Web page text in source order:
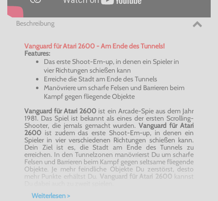
Beschreibung
Vanguard für Atari 2600 - Am Ende des Tunnels!
Features:
Das erste Shoot-Em-up, in denen ein Spieler in
vier Richtungen schießen kann
Erreiche die Stadt am Ende des Tunnels
Manövriere um scharfe Felsen und Barrieren beim
Kampf gegen fliegende Objekte
Vanguard für Atari 2600 ist ein Arcade-Spie aus dem Jahr
1981. Das Spiel ist bekannt als eines der ersten Scrolling-
Shooter, die jemals gemacht wurden.Vanguard für Atari
2600 ist zudem das erste Shoot-Em-up, in denen ein
Spieler in vier verschiedenen Richtungen schießen kann.
Dein Ziel ist es, die Stadt am Ende des Tunnels zu
erreichen. In den Tunnelzonen manövrierst Du um scharfe
Felsen und Barrieren beim Kampf gegen seltsame fliegende
Objekte. Je mehr feindliche Objekte Du zerstörst, desto
mehr Punkte erhältst Du. Vanguard für Atari 2600 kannst
Der Kampf hat begonnen! Vanguard für Atari 2600
Weiterlesen >